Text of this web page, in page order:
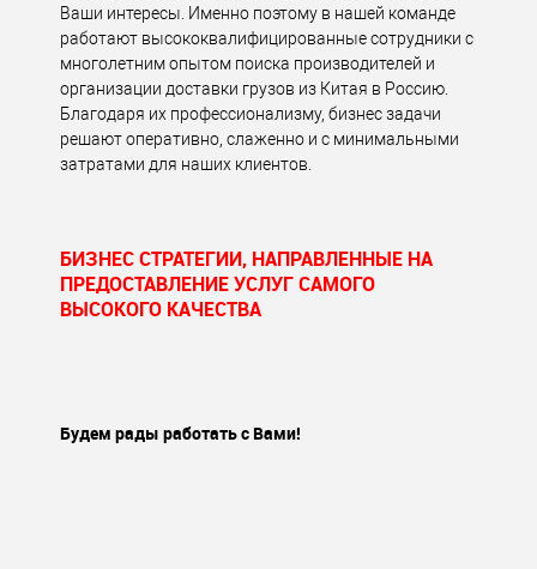
Ваши интересы. Именно поэтому в нашей команде
работают высококвалифицированные сотрудники с
многолетним опытом поиска производителей и
организации доставки грузов из Китая в Россию.
Благодаря их профессионализму, бизнес задачи
решают оперативно, слаженно и с минимальными
затратами для наших клиентов.
БИЗНЕС СТРАТЕГИИ, НАПРАВЛЕННЫЕ НА
ПРЕДОСТАВЛЕНИЕ УСЛУГ САМОГО
ВЫСОКОГО КАЧЕСТВА
Будем рады работать с Вами!